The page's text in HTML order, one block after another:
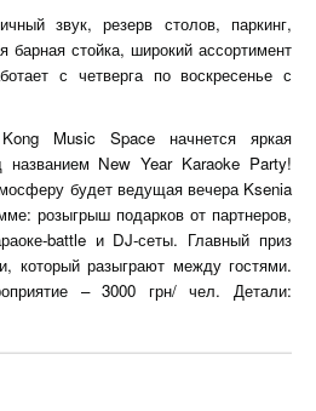
звук, резерв столов, паркинг,
стойка, широкий ассортимент
с четверга по воскресенье с
Music Space начнется яркая
названием New Year Karaoke Party!
будет ведущая вечера Ksenia
розыгрыш подарков от партнеров,
battle и DJ-сеты. Главный приз
который разыграют между гостями.
– 3000 грн/ чел. Детали: